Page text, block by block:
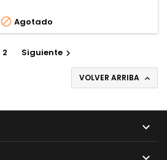
 Agotado
2 Siguiente 
VOLVER ARRIBA 
